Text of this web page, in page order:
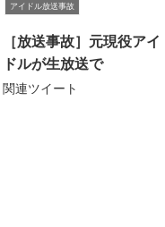
アイドル放送事故
［放送事故］元現役アイ
ドルが生放送で
関連ツイート